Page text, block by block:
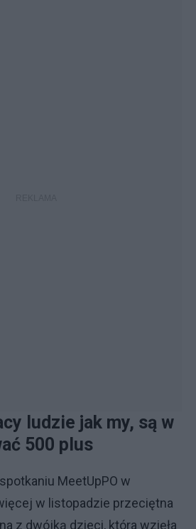
ludzie jak my, są w
500 plus
MeetUpPO w
w listopadzie przeciętna
z dwójką dzieci, która wzięła